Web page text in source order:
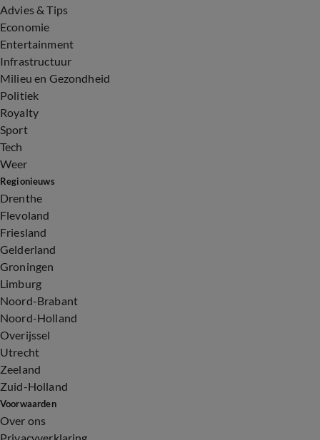
Advies & Tips
Economie
Entertainment
Infrastructuur
Milieu en Gezondheid
Politiek
Royalty
Sport
Tech
Weer
Regionieuws
Drenthe
Flevoland
Friesland
Gelderland
Groningen
Limburg
Noord-Brabant
Noord-Holland
Overijssel
Utrecht
Zeeland
Zuid-Holland
Voorwaarden
Over ons